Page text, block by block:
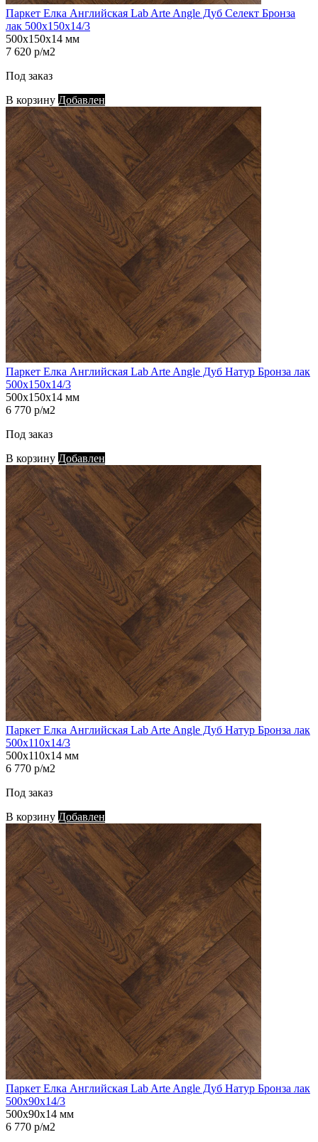
Паркет Елка Английская Lab Arte Angle Дуб Селект Бронза
лак 500х150х14/3
500х150х14 мм
7 620 р/м2
Под заказ
В корзину Добавлен
Паркет Елка Английская Lab Arte Angle Дуб Натур Бронза лак
500х150х14/3
500х150х14 мм
6 770 р/м2
Под заказ
В корзину Добавлен
Паркет Елка Английская Lab Arte Angle Дуб Натур Бронза лак
500х110х14/3
500х110х14 мм
6 770 р/м2
Под заказ
В корзину Добавлен
Паркет Елка Английская Lab Arte Angle Дуб Натур Бронза лак
500х90х14/3
500х90х14 мм
6 770 р/м2